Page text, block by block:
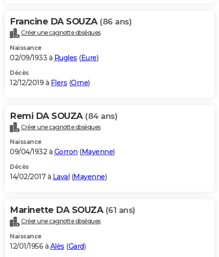
Francine DA SOUZA (86 ans)
Créer une cagnotte obsèques
Naissance
02/09/1933 à Rugles (Eure)
Décès
12/12/2019 à Flers (Orne)
Remi DA SOUZA (84 ans)
Créer une cagnotte obsèques
Naissance
09/04/1932 à Gorron (Mayenne)
Décès
14/02/2017 à Laval (Mayenne)
Marinette DA SOUZA (61 ans)
Créer une cagnotte obsèques
Naissance
12/01/1956 à Alès (Gard)